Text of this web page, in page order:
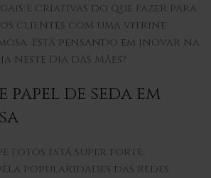
e criativas do que fazer para
clientes com uma vitrine
Está pensando em inovar na
neste Dia das Mães?
papel de seda em
fotos está super forte,
popularidades das redes